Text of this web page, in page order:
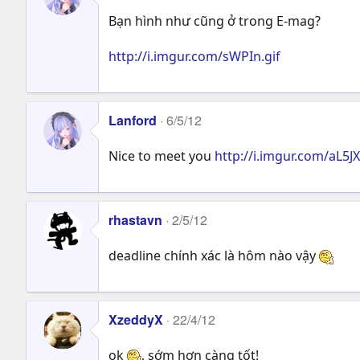
Bạn hình như cũng ở trong E-mag?
http://i.imgur.com/sWPIn.gif
Lanford 6/5/12
Nice to meet you http://i.imgur.com/
rhastavn 2/5/12
deadline chính xác là hôm nào vậy
XzeddyX 22/4/12
ok , sớm hơn càng tốt!